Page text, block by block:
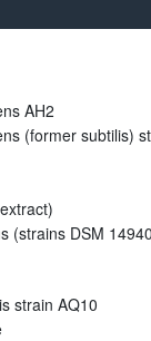
AH2
(former subtilis)
(strains DSM
strain AQ10